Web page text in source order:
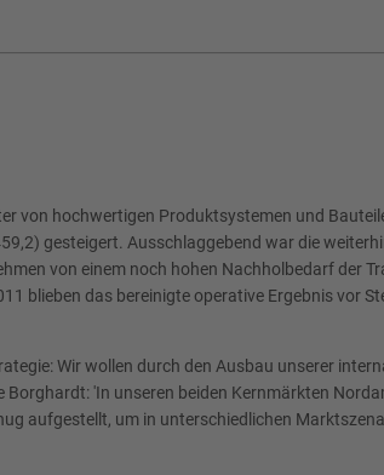
von hochwertigen Produktsystemen und
gesteigert. Ausschlaggebend war die
von einem noch hohen Nachholbedarf der
blieben das bereinigte operative Ergebnis vor
Wir wollen durch den Ausbau unserer
'In unseren beiden Kernmärkten
aufgestellt, um in unterschiedlichen